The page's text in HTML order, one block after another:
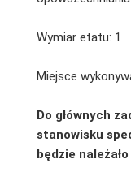
Wymiar etatu: 1
Miejsce
Do głównych
stanowisku
będzie